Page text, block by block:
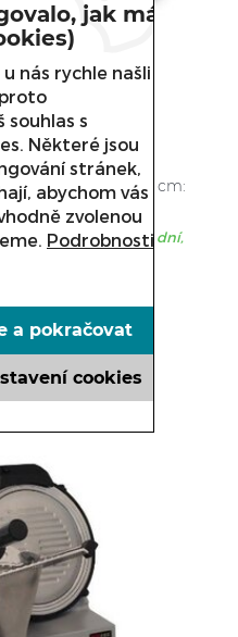
• rozmer stolu v cm:
• šnekový ...
během 3 - 21 dní,
jak má
nás rychle našli
souhlas s
Některé jsou
stránek,
abychom vás
zvolenou
Podrobnosti
cookies
a pokračovat